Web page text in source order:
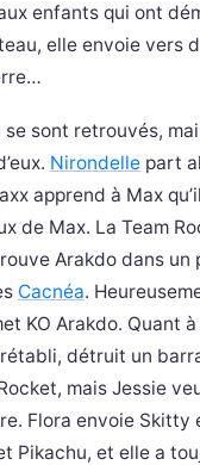
enfants qui ont
elle envoie vers
se sont retrouvés,
Nirondelle part
apprend à Max
de Max. La Team
Arakdo dans un
Cacnéa.
KO Arakdo. Quant
rétabli, détruit un
mais Jessie
Flora envoie Skitty
Pikachu, et elle a